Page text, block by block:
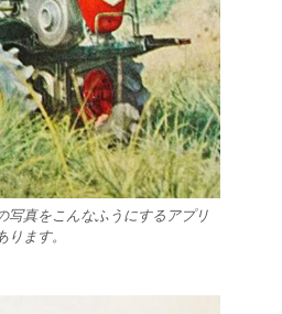
写真をこんなふうにするアプリ
ます。